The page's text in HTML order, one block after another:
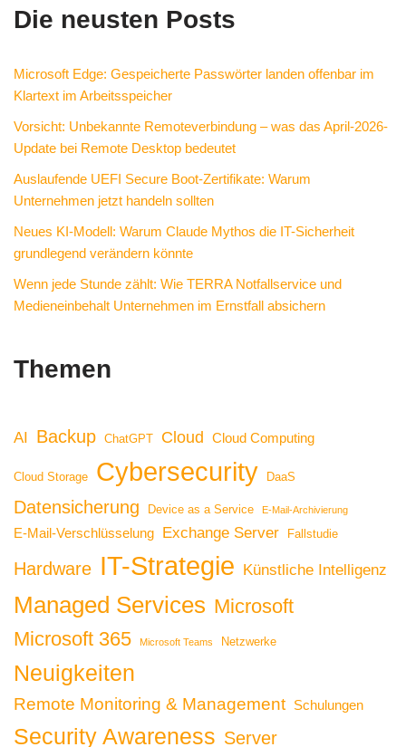
Die neusten Posts
Microsoft Edge: Gespeicherte Passwörter landen offenbar im
Klartext im Arbeitsspeicher
Vorsicht: Unbekannte Remoteverbindung – was das April-2026-
Update bei Remote Desktop bedeutet
Auslaufende UEFI Secure Boot-Zertifikate: Warum
Unternehmen jetzt handeln sollten
Neues KI-Modell: Warum Claude Mythos die IT-Sicherheit
grundlegend verändern könnte
Wenn jede Stunde zählt: Wie TERRA Notfallservice und
Medieneinbehalt Unternehmen im Ernstfall absichern
Themen
AI Backup ChatGPT Cloud Cloud Computing
Cloud Storage Cybersecurity DaaS
Datensicherung Device as a Service E-Mail-Archivierung
E-Mail-Verschlüsselung Exchange Server Fallstudie
Hardware IT-Strategie Künstliche Intelligenz
Managed Services Microsoft
Microsoft 365
Microsoft Teams Netzwerke
Neuigkeiten
Remote Monitoring & Management Schulungen
Security Awareness Server